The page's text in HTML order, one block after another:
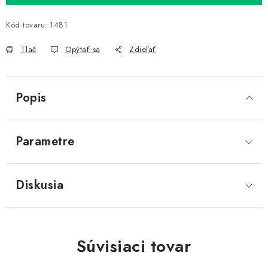
Kód tovaru: 1481
Tlač Opýtať sa Zdieľať
Popis
Parametre
Diskusia
Súvisiaci tovar